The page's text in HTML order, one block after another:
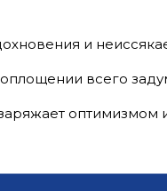
и
всего